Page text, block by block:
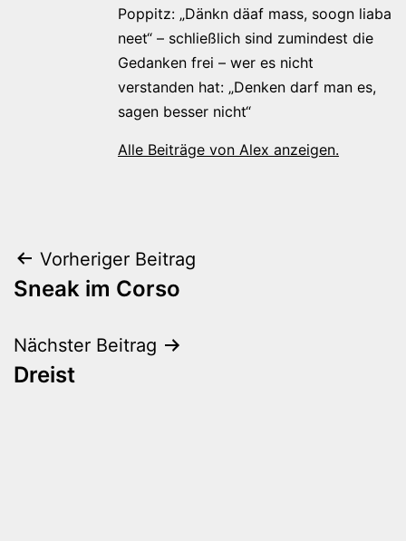
Poppitz: „Dänkn däaf mass, soogn liaba
neet“ – schließlich sind zumindest die
Gedanken frei – wer es nicht
verstanden hat: „Denken darf man es,
sagen besser nicht“
Alle Beiträge von Alex anzeigen.
Beitragsnavigation
Vorheriger Beitrag
Sneak im Corso
Nächster Beitrag
Dreist